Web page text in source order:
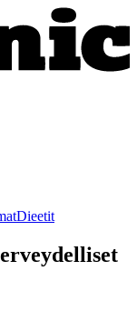
Dieetit